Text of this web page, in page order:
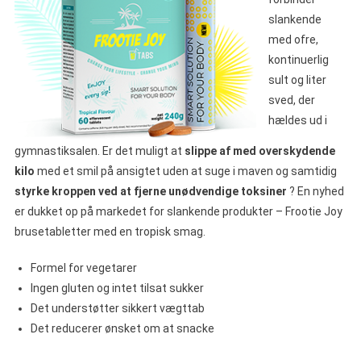
slankende
med ofre,
kontinuerlig
sult og liter
sved, der
hældes ud i
gymnastiksalen. Er det muligt at slippe af med overskydende
kilo med et smil på ansigtet uden at suge i maven og samtidig
styrke kroppen ved at fjerne unødvendige toksiner ? En nyhed
er dukket op på markedet for slankende produkter – Frootie Joy
brusetabletter med en tropisk smag.
Formel for vegetarer
Ingen gluten og intet tilsat sukker
Det understøtter sikkert vægttab
Det reducerer ønsket om at snacke